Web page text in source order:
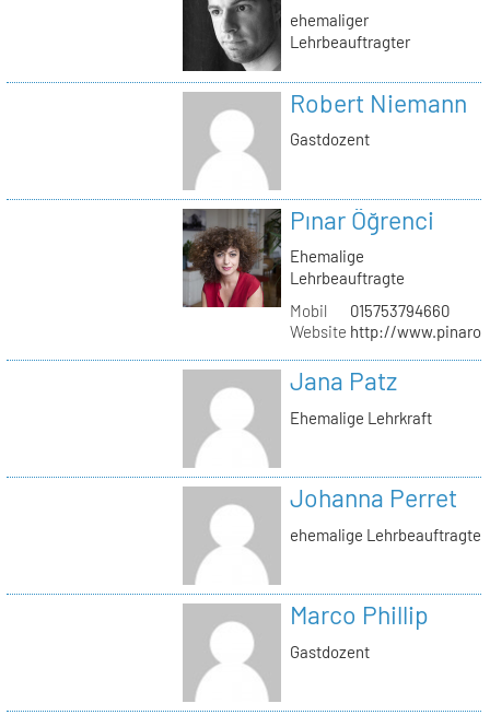
ehemaliger
Lehrbeauftragter
Robert Niemann
Gastdozent
Pınar Öğrenci
Ehemalige
Lehrbeauftragte
Mobil
015753794660
Website http://
Jana Patz
Ehemalige Lehrkraft
Johanna Perret
ehemalige Lehrbeauftragte
Marco Phillip
Gastdozent